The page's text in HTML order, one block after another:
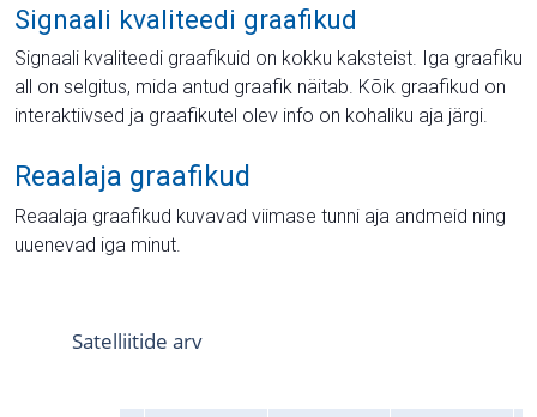
Signaali kvaliteedi graafikud
Signaali kvaliteedi graafikuid on kokku kaksteist. Iga graafiku
all on selgitus, mida antud graafik näitab. Kõik graafikud on
interaktiivsed ja graafikutel olev info on kohaliku aja järgi.
Reaalaja graafikud
Reaalaja graafikud kuvavad viimase tunni aja andmeid ning
uuenevad iga minut.